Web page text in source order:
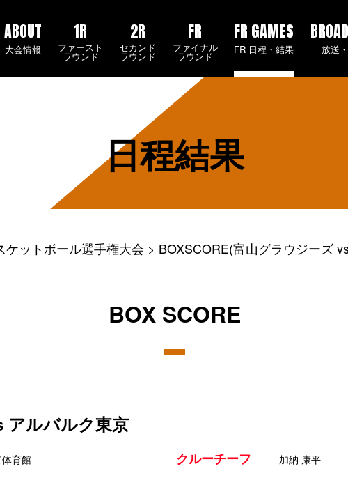
ABOUT
大会情報
1R
ファースト
ラウンド
2R
セカンド
ラウンド
FR
ファイナル
ラウンド
FR GAMES
FR 日程・結果 放送
日程結果
ットボール選手権大会 BOXSCORE(富山グラウジーズ
BOX SCORE
アルバルク東京
育館 クルーチーフ 加納 康平